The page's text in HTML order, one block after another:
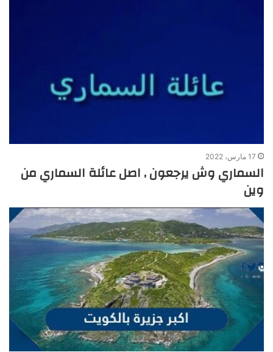
17 مارس، 2022
السماري وش يرجعون , اصل عائلة السماري من
وين